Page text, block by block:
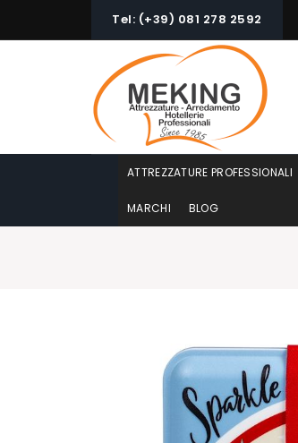
Tel: (+39) 081 278 2592
ATTREZZATURE PROFESSIONALI
MARCHI BLOG